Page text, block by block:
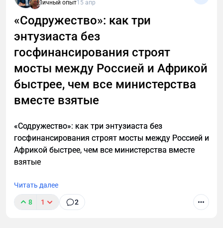
Личный опыт15 апр
«Содружество»: как три
энтузиаста без
госфинансирования строят
мосты между Россией и Африкой
быстрее, чем все министерства
вместе взятые
«Содружество»: как три энтузиаста без
госфинансирования строят мосты между Россией и
Африкой быстрее, чем все министерства вместе
взятые
Читать далее
8 1 2